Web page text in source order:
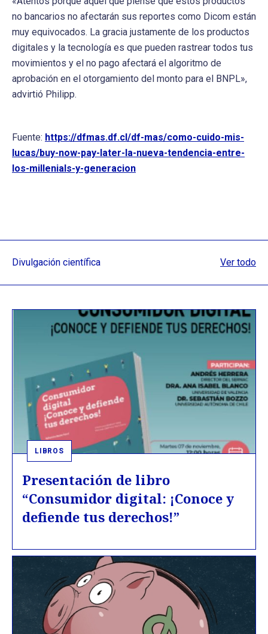
no bancarios no afectarán sus reportes como Dicom están
muy equivocados. La gracia justamente de los productos
digitales y la tecnología es que pueden rastrear todos tus
movimientos y el no pago afectará el algoritmo de
aprobación en el otorgamiento del monto para el BNPL»,
advirtió Philipp.
Fuente: https://dfmas.df.cl/df-mas/como-cuido-mis-
lucas/buy-now-pay-later-la-nueva-tendencia-entre-
los-millenials-y-generacion
Divulgación científica Ver todo
LIBROS
Presentación de libro
“Consumidor digital: ¡Conoce y
defiende tus derechos!”